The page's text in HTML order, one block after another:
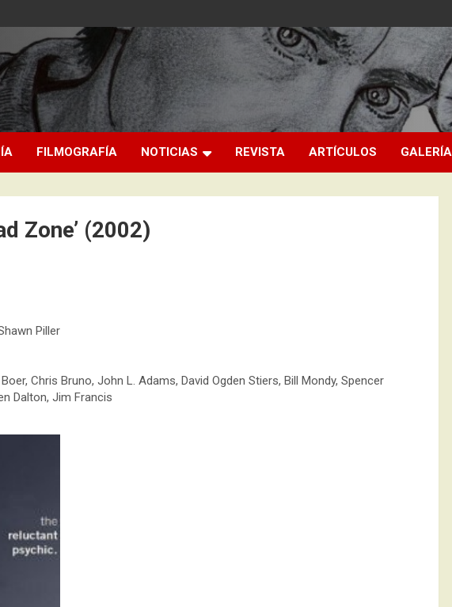
FILMOGRAFÍA NOTICIAS REVISTA ARTÍCULOS GALERÍA
Zone’ (2002)
Piller
Chris Bruno, John L. Adams, David Ogden Stiers, Bill Mondy, Spencer
Dalton, Jim Francis